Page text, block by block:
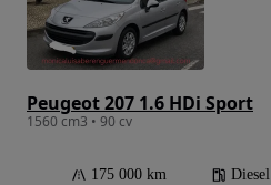
Peugeot 207 1.6 HDi Sport
1560 cm3 • 90 cv
175 000 km Diesel